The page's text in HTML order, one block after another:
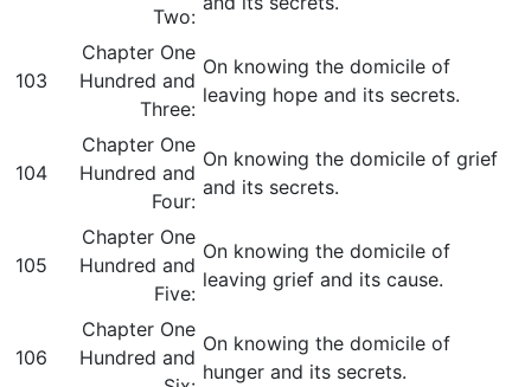
Two:
103
Chapter One
Hundred and
Three:
On knowing the domicile of
leaving hope and its secrets.
104
Chapter One
Hundred and
Four:
On knowing the domicile of grief
and its secrets.
105
Chapter One
Hundred and
Five:
On knowing the domicile of
leaving grief and its cause.
106
Chapter One
Hundred and
On knowing the domicile of
hunger and its secrets.